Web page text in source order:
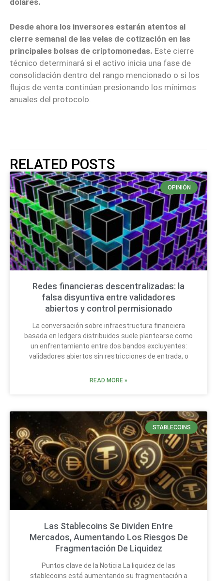
dólares.
Desde ahora los inversores estarán atentos al
cierre semanal de las velas de cotización en las
principales bolsas de criptomonedas. Este cierre
técnico determinará si el activo inicia una fase de
consolidación dentro del rango mencionado o si los
flujos de venta continúan presionando los mínimos
anuales del protocolo.
RELATED POSTS
OPINIÓN
Redes financieras descentralizadas: la
falsa disyuntiva entre validadores
abiertos y control permisionado
La conversación sobre infraestructura financiera
basada en ledgers distribuidos suele plantearse como
un enfrentamiento entre dos bandos excluyentes:
validadores abiertos sin restricciones de entrada, o
READ MORE »
STABLECOINS
Las Stablecoins Se Dividen Entre
Mercados, Aumentando Los Riesgos De
Fragmentación De Liquidez
Puntos clave de la Noticia La liquidez de las
stablecoins está aumentando su fragmentación a